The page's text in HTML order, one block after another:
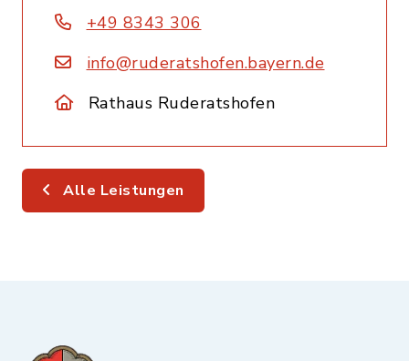
+49 8343 306
info@ruderatshofen.bayern.de
Rathaus Ruderatshofen
Alle Leistungen